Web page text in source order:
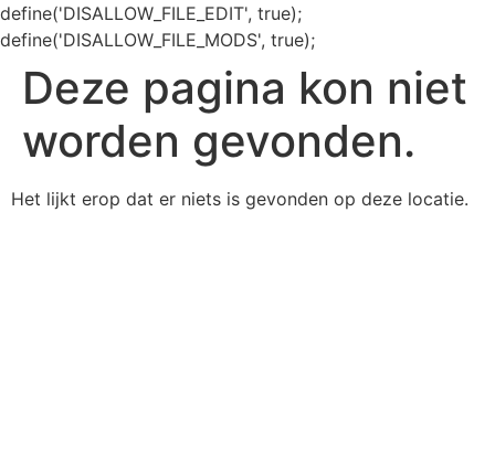
define('DISALLOW_FILE_EDIT', true);
define('DISALLOW_FILE_MODS', true);
Deze pagina kon niet
worden gevonden.
Het lijkt erop dat er niets is gevonden op deze locatie.